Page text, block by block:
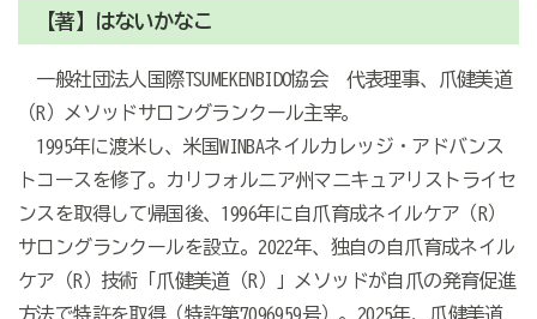
【著】はないかなこ
一般社団法人国際TSUMEKENBIDO協会 代表理事、爪健美道
（R）メソッドサロングランクール主宰。
1995年に渡米し、米国WINBAネイルカレッジ・アドバンス
トコースを修了。カリフォルニア州マニキュアリストライセ
ンスを取得して帰国後、1996年に自爪育成ネイルケア（R）
サロングランクールを設立。2022年、独自の自爪育成ネイル
ケア（R）技術「爪健美道（R）」メソッドが自爪の発育促進
方法で特許を取得（特許第7096959号）。2025年、爪健美道